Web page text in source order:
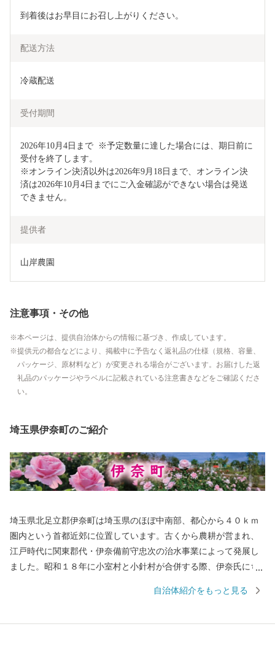
到着後はお早目にお召し上がりください。
配送方法
冷蔵配送
受付期間
2026年10月4日まで  ※予定数量に達した場合には、期日前に
受付を終了します。
※オンライン決済以外は2026年9月18日まで、オンライン決
済は2026年10月4日までにご入金確認ができない場合は発送
できません。
提供者
山岸農園
注意事項・その他
本ページは、提供自治体からの情報に基づき、作成しています。
提供元の都合などにより、掲載中に予告なく返礼品の仕様（規格、容量、
パッケージ、原材料など）が変更される場合がございます。お届けした返
礼品のパッケージやラベルに記載されている注意書きなどをご確認くださ
い。
埼玉県伊奈町のご紹介
埼玉県北足立郡伊奈町は埼玉県のほぼ中南部、都心から４０ｋｍ
圏内という首都近郊に位置しています。古くから農耕が営まれ、
江戸時代に関東郡代・伊奈備前守忠次の治水事業によって発展し
ました。昭和１８年に小室村と小針村が合併する際、伊奈氏にち
通伊奈線（ニューシャトル）の開通により、商工業の発展もめま
自治体紹介をもっと見る